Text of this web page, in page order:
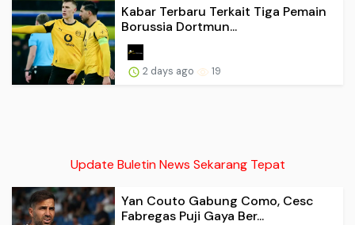
Kabar Terbaru Terkait Tiga Pemain
Borussia Dortmun...
2 days ago 19
Update Buletin News Sekarang Tepat
Yan Couto Gabung Como, Cesc
Fabregas Puji Gaya Ber...